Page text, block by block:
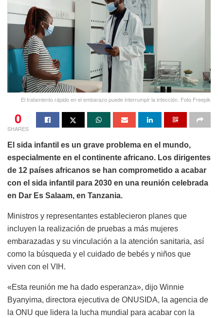
El tratamiento rápido en el embarazo puede interrumpir la infección. Foto Freepik
0
SHARES
El sida infantil es un grave problema en el mundo,
especialmente en el continente africano. Los dirigentes
de 12 países africanos se han comprometido a acabar
con el sida infantil para 2030 en una reunión celebrada
en Dar Es Salaam, en Tanzania.
Ministros y representantes establecieron planes que
incluyen la realización de pruebas a más mujeres
embarazadas y su vinculación a la atención sanitaria, así
como la búsqueda y el cuidado de bebés y niños que
viven con el VIH.
«Esta reunión me ha dado esperanza», dijo Winnie
Byanyima, directora ejecutiva de ONUSIDA, la agencia de
la ONU que lidera la lucha mundial para acabar con la